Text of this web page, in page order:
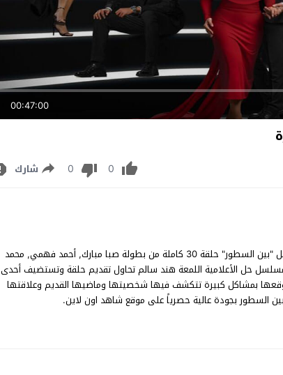
00:47:00
0
0 شارك
مسلسل بين السطور الحلقة 30 مشاهدة وتحميل مسلسل "بين السطور" حلقة 30 كاملة من بطولة صبا مبارك, أحمد فهمي, محمد
حل الأعلامية اللمعة هند سالم تحاول تقديم حلقة وتستضيف أحدى
بمشاكل كبيرة تتكشف فيها شخصيتها وماضيها القديم وعلاقتها